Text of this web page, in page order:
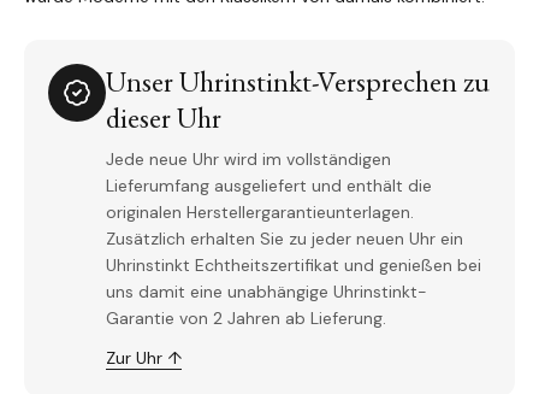
Unser Uhrinstinkt-Versprechen zu
dieser Uhr
Jede neue Uhr wird im vollständigen
Lieferumfang ausgeliefert und enthält die
originalen Herstellergarantieunterlagen.
Zusätzlich erhalten Sie zu jeder neuen Uhr ein
Uhrinstinkt Echtheitszertifikat und genießen bei
uns damit eine unabhängige Uhrinstinkt-
Garantie von 2 Jahren ab Lieferung.
Zur Uhr ↑